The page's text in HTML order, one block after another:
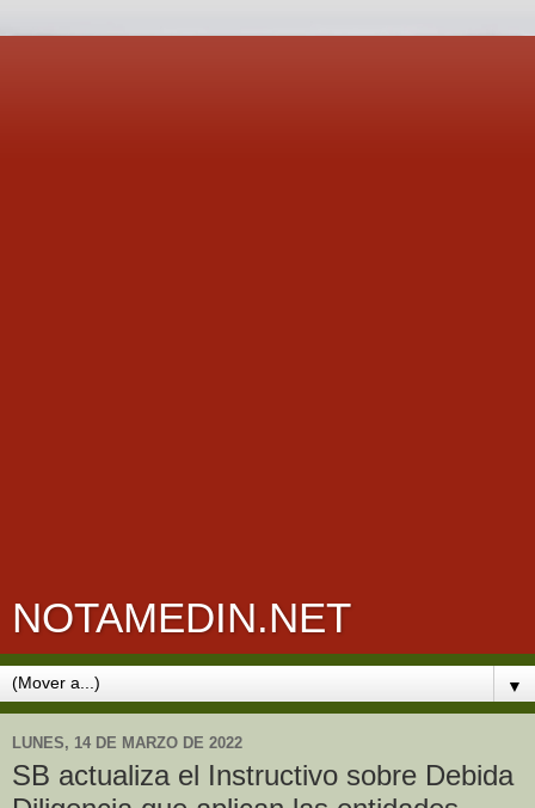
NOTAMEDIN.NET
▼
LUNES, 14 DE MARZO DE 2022
SB actualiza el Instructivo sobre Debida